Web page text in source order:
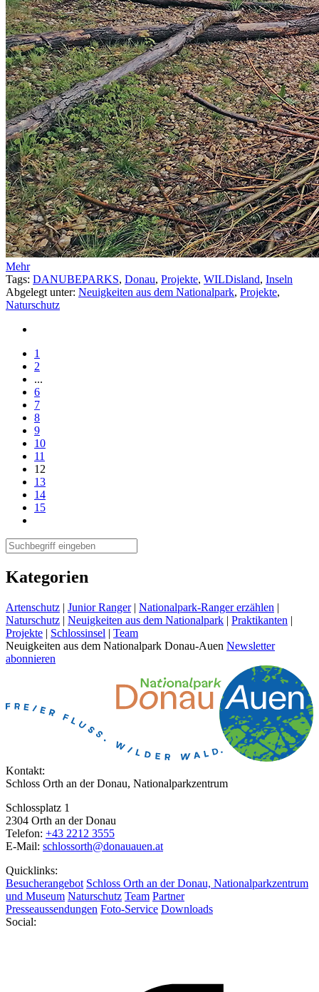
Mehr
Tags: DANUBEPARKS, Donau, Projekte, WILDisland, Inseln
Abgelegt unter: Neuigkeiten aus dem Nationalpark, Projekte,
Naturschutz
1
2
...
6
7
8
9
10
11
12
13
14
15
Kategorien
Artenschutz | Junior Ranger | Nationalpark-Ranger erzählen |
Naturschutz | Neuigkeiten aus dem Nationalpark | Praktikanten |
Projekte | Schlossinsel | Team
Neuigkeiten aus dem Nationalpark Donau-Auen Newsletter
abonnieren
Kontakt:
Schloss Orth an der Donau, Nationalparkzentrum
Schlossplatz 1
2304 Orth an der Donau
Telefon: +43 2212 3555
E-Mail: schlossorth@donauauen.at
Quicklinks:
Besucherangebot Schloss Orth an der Donau, Nationalparkzentrum
und Museum Naturschutz Team Partner
Presseaussendungen Foto-Service Downloads
Social: